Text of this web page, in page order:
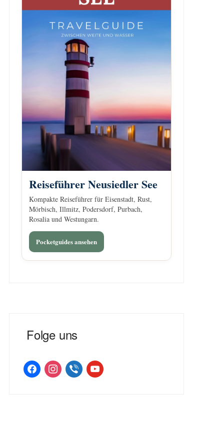
Reiseführer Neusiedler See
Kompakte Reiseführer für Eisenstadt, Rust,
Mörbisch, Illmitz, Podersdorf, Purbach,
Rosalia und Westungarn.
Pocketguides ansehen
Folge uns
facebookinstagramviber youtube